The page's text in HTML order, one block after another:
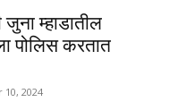
म्हाडातील
पोलिस करतात
10, 2024